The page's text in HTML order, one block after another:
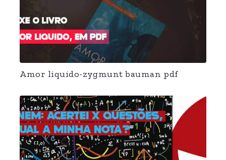
Amor liquido-zygmunt bauman pdf